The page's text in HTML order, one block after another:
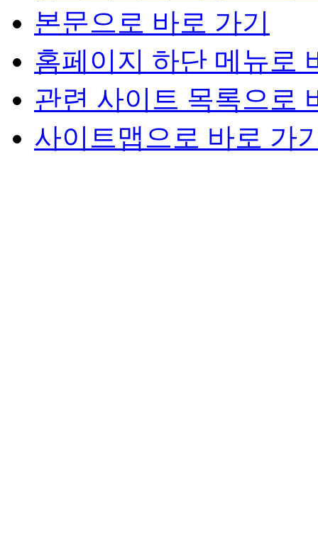
본문으로 바로 가기
홈페이지 하단 메뉴로
관련 사이트 목록으로
사이트맵으로 바로 가